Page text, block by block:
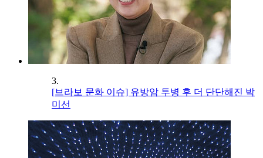
3.
[브라보 문화 이슈] 유방암 투병 후 더 단단해진 박
미선